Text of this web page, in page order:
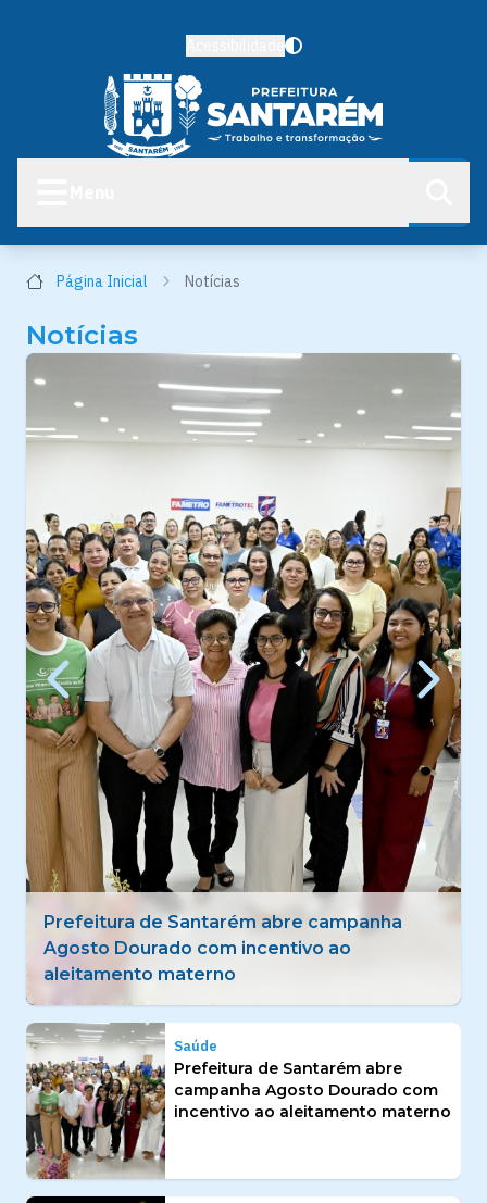
Página Inicial Notícias
Notícias
Quadrilhas tradicionais estreiam 50º Festival
Folclórico de Santarém com foco na
identidade amazônica e na cultura popular
Saúde
Prefeitura de Santarém abre
campanha Agosto Dourado com
incentivo ao aleitamento materno